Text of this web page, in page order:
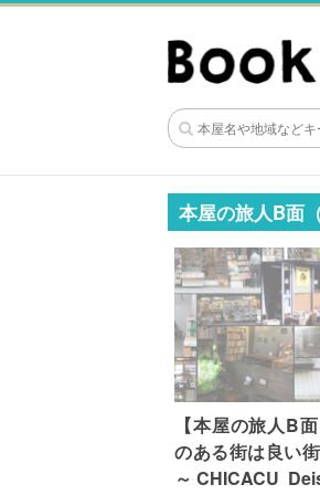
本屋の旅人B面
【本屋の旅人B
のある街は良い
～CHICACU